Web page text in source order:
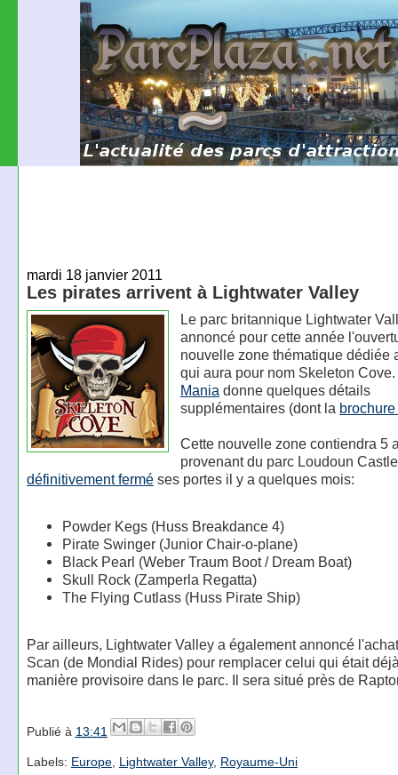
mardi 18 janvier 2011
Les pirates arrivent à Lightwater Valley
Le parc britannique Lightwater
annoncé pour cette année
nouvelle zone thématique dédiée
qui aura pour nom Skeleton Cove.
Mania donne quelques détails
supplémentaires (dont la
Cette nouvelle zone contiendra 5
provenant du parc Loudoun
définitivement ferméses portes il y a quelques mois:
Powder Kegs (Huss Breakdance 4)
Pirate Swinger (Junior Chair-o-plane)
Black Pearl (Weber Traum Boot / Dream Boat)
Skull Rock (Zamperla Regatta)
The Flying Cutlass (Huss Pirate Ship)
Par ailleurs, Lightwater Valley a également annoncé
Scan (de Mondial Rides) pour remplacer celui qui était
manière provisoire dans le parc. Il sera situé près de
Publié à 13:41
Labels: Europe, Lightwater Valley, Royaume-Uni